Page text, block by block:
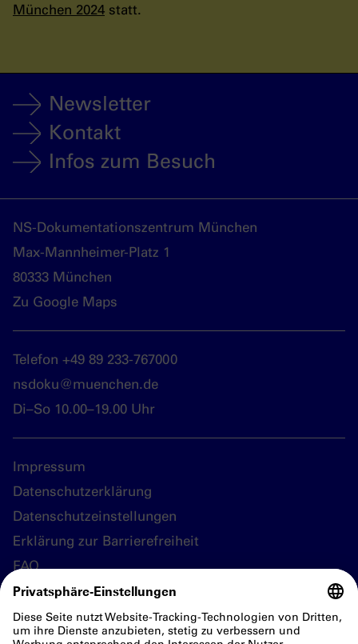
München 2024 statt.
Newsletter
Kontakt
Infos zum Besuch
NS-Dokumentationszentrum München
Max-Mannheimer-Platz 1
80333 München
Zu Google Maps
Telefon +49 89 233-767000
nsdoku@muenchen.de
Di–So 10.00–19.00 Uhr
Impressum
Datenschutzerklärung
Datenschutzeinstellungen
Erklärung zur Barrierefreiheit
FAQ
Folgen Sie uns